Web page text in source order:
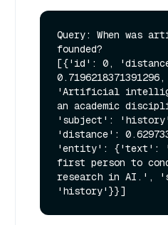
Query: When was
founded?
[{'id': 0,
'Artificial
an academic
'subject':
'distance':
'entity': {'text':
first person to
research in AI.',